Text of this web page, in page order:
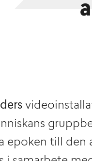
epoken till den